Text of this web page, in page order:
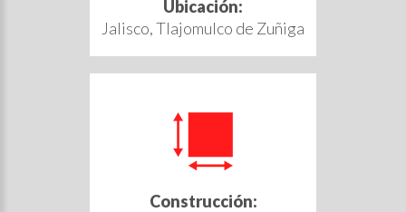
Ubicación:
Jalisco, Tlajomulco de Zuñiga
Construcción: